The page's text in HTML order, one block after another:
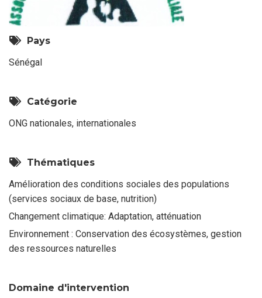
Pays
Sénégal
Catégorie
ONG nationales, internationales
Thématiques
Amélioration des conditions sociales des populations
(services sociaux de base, nutrition)
Changement climatique: Adaptation, atténuation
Environnement : Conservation des écosystèmes, gestion
des ressources naturelles
Domaine d'intervention